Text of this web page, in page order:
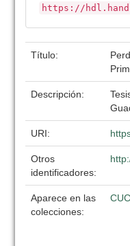
https://
Título:
Descripción:
URI:
Otros
identificadores:
Aparece en las
colecciones: